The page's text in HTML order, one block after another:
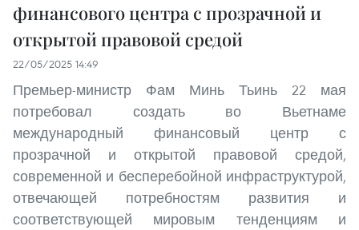
финансового центра с прозрачной и
открытой правовой средой
22/05/2025 14:49
Премьер-министр Фам Минь Тьинь 22 мая
потребовал создать во Вьетнаме
международный финансовый центр с
прозрачной и открытой правовой средой,
современной и бесперебойной инфраструктурой,
отвечающей потребностям развития и
соответствующей мировым тенденциям и